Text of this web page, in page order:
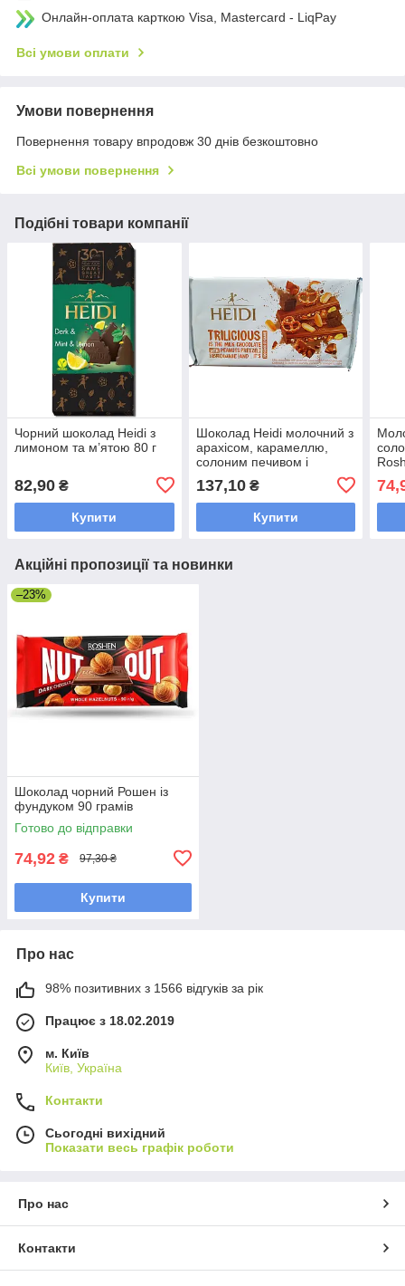
Онлайн-оплата карткою Visa, Mastercard - LiqPay
Всі умови оплати
Умови повернення
Повернення товару впродовж 30 днів безкоштовно
Всі умови повернення
Подібні товари компанії
Чорний шоколад Heidi з
лимоном та м’ятою 80 г
82,90 ₴
Купити
Шоколад Heidi молочний з
арахісом, карамеллю,
солоним печивом і
шматочками брауні 180 г
137,10₴
Купити
Акційні пропозиції та новинки
–23%
Шоколад чорний Рошен із
фундуком 90 грамів
Готово до відправки
74,92 ₴ 97,30 ₴
Купити
Про нас
98% позитивних з 1566 відгуків за рік
Працює з 18.02.2019
м. Київ
Київ, Україна
Контакти
Сьогодні вихідний
Показати весь графік роботи
Про нас
Контакти